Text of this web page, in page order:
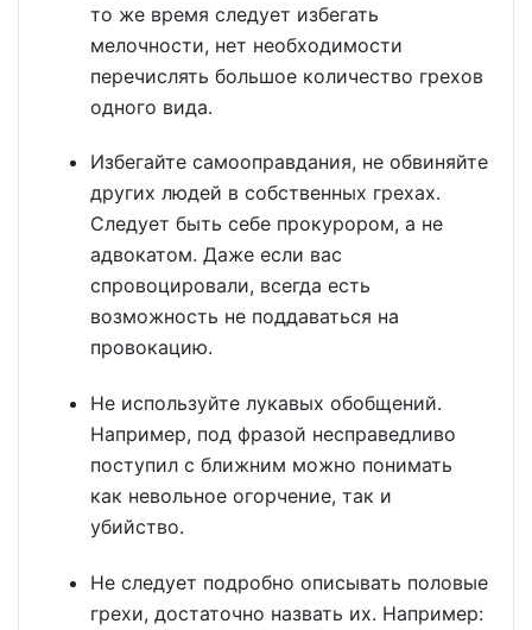
то же время следует избегать
мелочности, нет необходимости
перечислять большое количество грехов
одного вида.
Избегайте самооправдания, не обвиняйте
других людей в собственных грехах.
Следует быть себе прокурором, а не
адвокатом. Даже если вас
спровоцировали, всегда есть
возможность не поддаваться на
провокацию.
Не используйте лукавых обобщений.
Например, под фразой несправедливо
поступил с ближним можно понимать
как невольное огорчение, так и
убийство.
Не следует подробно описывать половые
грехи, достаточно назвать их. Например: